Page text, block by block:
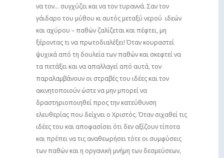
να τον… συγχύζει και να τον τυραννά. Σαν τον
γάιδαρο του μύθου κι αυτός μεταξύ νερού ­ ιδεών
και αχύρου – παθών ζαλίζεται και πέφτει, μη
ξέροντας τι να πρωτοδιαλέξει! Όταν κουραστεί
ψυχικά από τη δουλεία των παθών και σκεφτεί να
τα πετάξει και να απαλλαγεί από αυτά, τον
παραλαμβάνουν οι στραβές του ιδέες και τον
ακινητοποιούν ώστε vα μην μπορεί να
δραστηριοποιηθεί προς την κατεύθυνση
ελευθερίας που δείχνει ο Χριστός. Όταν σιχαθεί τις
ιδέες του και αποφασίσει ότι δεν αξίζουν τίποτα
και πρέπει να τις αναθεωρήσει τότε οι συμφύσεις
των παθών και η οργανική μνήμη των δεσμεύσεων,